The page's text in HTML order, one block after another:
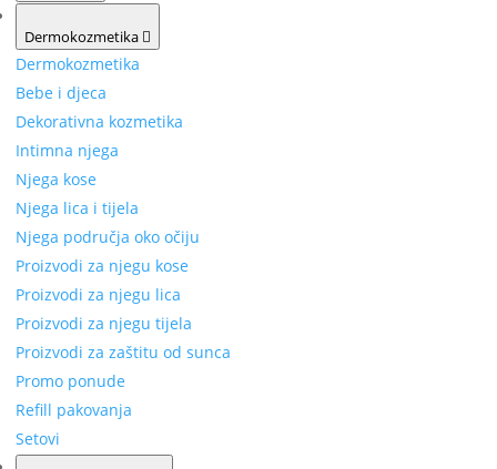
Dermokozmetika
Dermokozmetika
Bebe i djeca
Dekorativna kozmetika
Intimna njega
Njega kose
Njega lica i tijela
Njega područja oko očiju
Proizvodi za njegu kose
Proizvodi za njegu lica
Proizvodi za njegu tijela
Proizvodi za zaštitu od sunca
Promo ponude
Refill pakovanja
Setovi